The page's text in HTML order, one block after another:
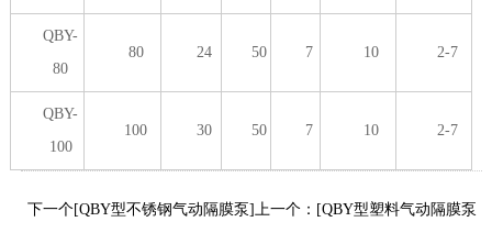
QBY-
80
80 24 50 7 10 2-7
QBY-
100
100 30 50 7 10 2-7
下一个[QBY型不锈钢气动隔膜泵] 上一个：[QBY型塑料气动隔膜泵